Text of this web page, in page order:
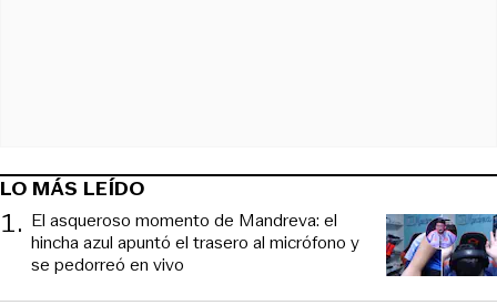
LO MÁS LEÍDO
1. El asqueroso momento de Mandreva: el
hincha azul apuntó el trasero al micrófono y
se pedorreó en vivo